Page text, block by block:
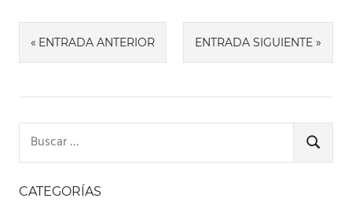
Navegación
de
entradas
ENTRADA ANTERIOR ENTRADA SIGUIENTE
BUSCAR
CATEGORÍAS